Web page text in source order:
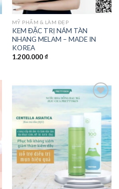
MỸ PHẨM & LÀM ĐẸP
KEM ĐẶC TRỊ NÁM TÀN
NHANG MELAM – MADE IN
KOREA
1.200.000₫
Add to
wishlist